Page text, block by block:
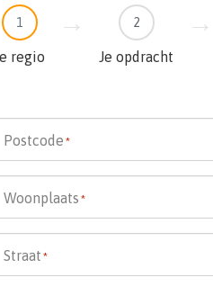
1
regio
2
Je opdracht
Postcode *
Woonplaats *
Straat *